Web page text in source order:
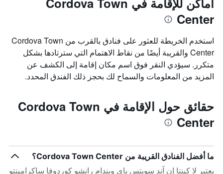
Center
استخدم الخريطة للعثور على فنادق بالقرب من Cordova Town
Center والقريبة أيضًا من نقاط الاهتمام التي سترتادها بشكل
متكرر. سيؤدي النقر فوق اسم مكان إقامة إلى الكشف عن
المزيد من المعلومات والسماح لك بحجز ذلك الفندق المحدد.
حقائق حول الإقامة في Cordova Town
Center
ما أفضل الفنادق القريبة من Cordova Town Center؟
يعتبر لا كينتا إن آند سويتس باي ويندام رانشو كوردوفا ساكرامينتو